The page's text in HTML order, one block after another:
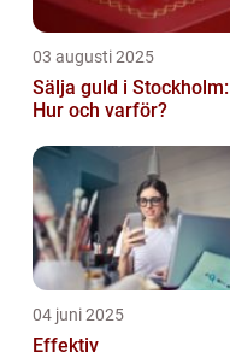
03 augusti 2025
Sälja guld i Stockholm:
Hur och varför?
04 juni 2025
Effektiv